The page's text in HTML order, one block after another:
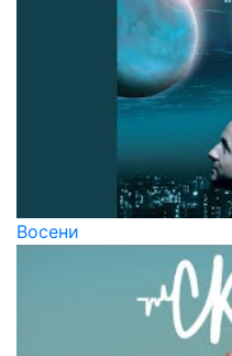
Восени